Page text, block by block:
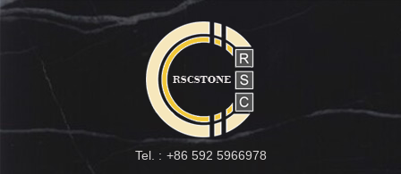
Tel. : +86 592 5966978